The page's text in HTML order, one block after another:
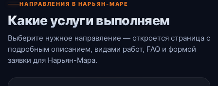
НАПРАВЛЕНИЯ В НАРЬЯН-МАРЕ
Какие услуги выполняем
Выберите нужное направление — откроется страница с
подробным описанием, видами работ, FAQ и формой
заявки для Нарьян-Мара.